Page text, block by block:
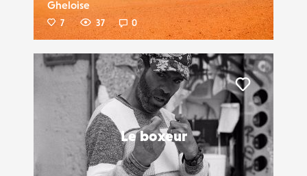
Gheloise
7 37 0
Le boxeur
Liker